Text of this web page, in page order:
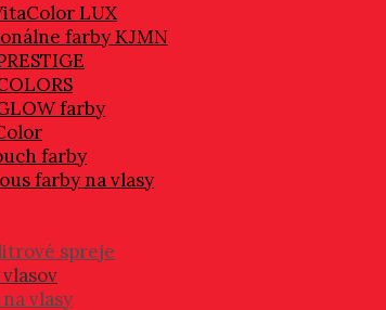
LUX
farby KJMN
farby
farby
farby na vlasy
spreje
vlasy